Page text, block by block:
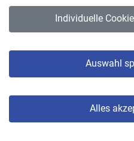
Individuelle
Auswahl
Alles
Erklärung zur Barrierefreiheit
© VBL 2026